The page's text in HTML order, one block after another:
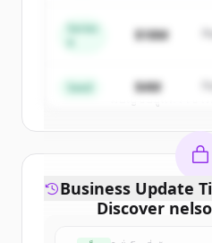
มีบัญชีอยู่แล้วใช่ไห
Series
$18M
Seed $4M
Discover
Business Update